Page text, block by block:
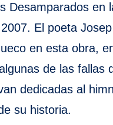
Desamparados
El poeta
en esta obra,
de las fallas
dedicadas al
su historia.